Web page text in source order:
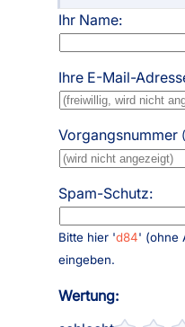
Wertung:
Ihr Name:
Ihre E-Mail-
Vorgangsnummer
Spam-Schutz:
Bitte hier 'd84' (ohne
eingeben.